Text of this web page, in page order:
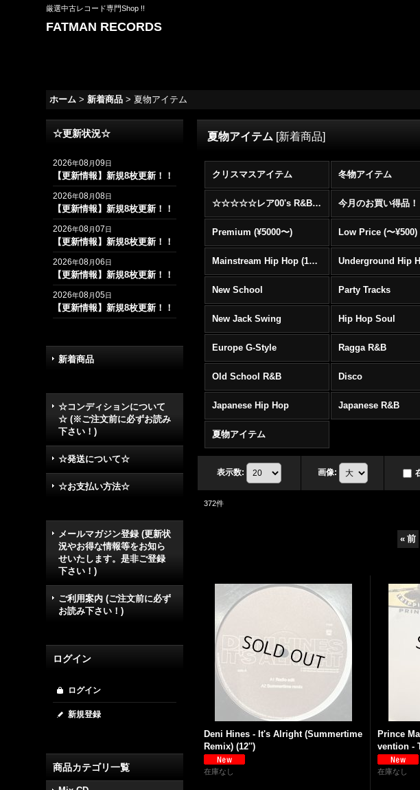
厳選中古レコード専門Shop !!
FATMAN RECORDS
ホーム > 新着商品 > 夏物アイテム
☆更新状況☆
2026年08月09日
【更新情報】新規8枚更新！！
2026年08月08日
【更新情報】新規8枚更新！！
2026年08月07日
【更新情報】新規8枚更新！！
2026年08月06日
【更新情報】新規8枚更新！！
2026年08月05日
【更新情報】新規8枚更新！！
新着商品
☆コンディションについて
☆ (※ご注文前に必ずお読み
下さい！)
☆発送について☆
☆お支払い方法☆
メールマガジン登録 (更新状
況やお得な情報等をお知ら
せいたします。是非ご登録
下さい！)
ご利用案内 (ご注文前に必ず
お読み下さい！)
ログイン
ログイン
新規登録
商品カテゴリ一覧
夏物アイテム [新着商品]
クリスマスアイテム 冬物アイテム
☆☆☆☆☆レア00's R&B Promo Only盤特集！！☆☆☆☆☆ 今月のお買い得品！
Premium (¥5000〜) Low Price (〜¥500)
Mainstream Hip Hop (1990〜1999) Underground Hip
New School Party Tracks
New Jack Swing Hip Hop Soul
Europe G-Style Ragga R&B
Old School R&B Disco
Japanese Hip Hop Japanese R&B
夏物アイテム
表示数: 画像:
372件
« 前
Deni Hines - It's Alright (Summertime
Remix) (12'')
在庫なし
Prince
vention -
在庫なし